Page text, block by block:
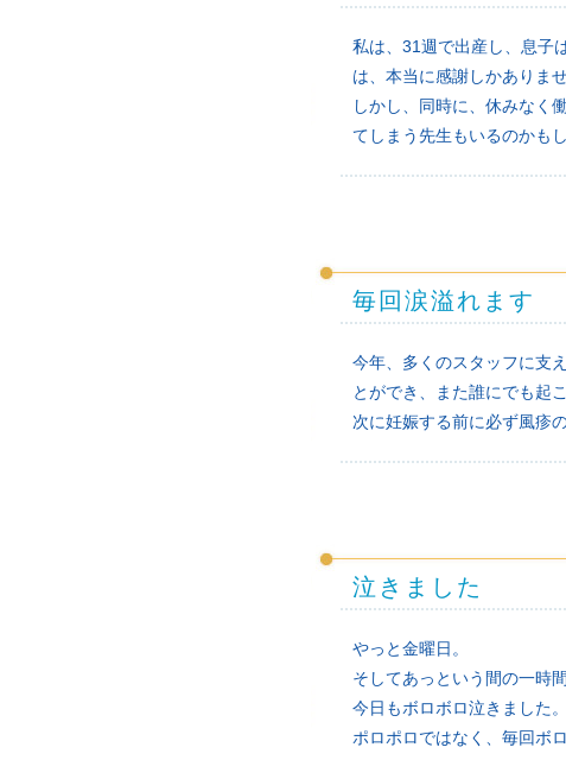
私は、31週で出産し、息子
は、本当に感謝しかありませ
しかし、同時に、休みなく
てしまう先生もいるのかも
毎回涙溢れます
今年、多くのスタッフに支
とができ、また誰にでも起
次に妊娠する前に必ず風疹
泣きました
やっと金曜日。
そしてあっという間の一時間
今日もボロボロ泣きました。
ポロポロではなく、毎回ボロ